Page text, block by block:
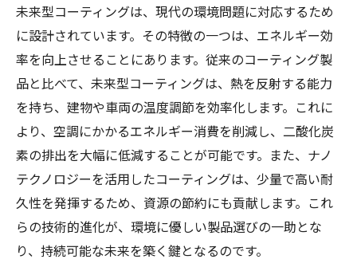
未来型コーティングは、現代の環境問題に対応するため
に設計されています。その特徴の一つは、エネルギー効
率を向上させることにあります。従来のコーティング製
品と比べて、未来型コーティングは、熱を反射する能力
を持ち、建物や車両の温度調節を効率化します。これに
より、空調にかかるエネルギー消費を削減し、二酸化炭
素の排出を大幅に低減することが可能です。また、ナノ
テクノロジーを活用したコーティングは、少量で高い耐
久性を発揮するため、資源の節約にも貢献します。これ
らの技術的進化が、環境に優しい製品選びの一助とな
り、持続可能な未来を築く鍵となるのです。